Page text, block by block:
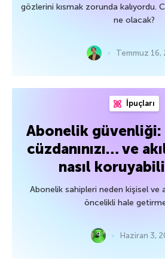
gözlerini kısmak zorunda kalıyordu.
ne olacak?
Temmuz 16,
İpuçları
Abonelik güvenliği:
cüzdanınızı… ve
nasıl
Abonelik sahipleri neden kişisel ve
öncelikli hale
Haziran 3,